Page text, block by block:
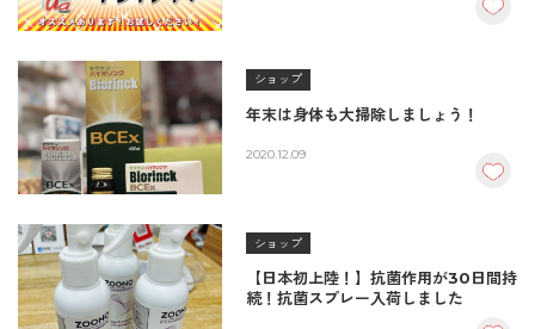
ショップ
年末は身体も大掃除しましょう！
2020.12.09
ショップ
【日本初上陸！】抗菌作用が30日間持
続！抗菌スプレー入荷しました